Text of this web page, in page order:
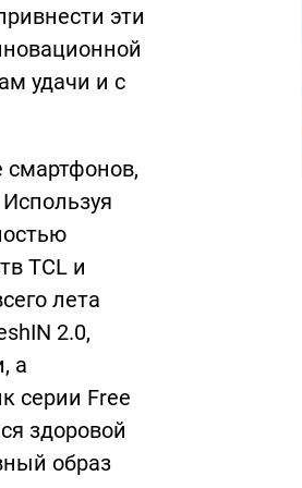
эти
удачи и с
смартфонов,
TCL и
лета
2.0,
а
серии Free
здоровой
образ